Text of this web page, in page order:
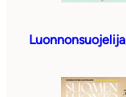
Luonnonsuojelija